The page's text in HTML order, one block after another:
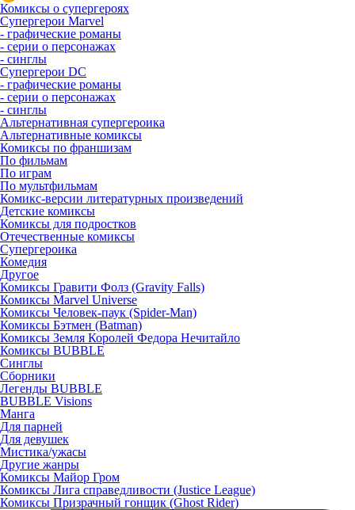
Комиксы о супергероях
Супергерои Marvel
- графические романы
- серии о персонажах
- синглы
Супергерои DC
- графические романы
- серии о персонажах
- синглы
Альтернативная супергероика
Альтернативные комиксы
Комиксы по франшизам
По фильмам
По играм
По мультфильмам
Комикс-версии литературных произведений
Детские комиксы
Комиксы для подростков
Отечественные комиксы
Супергероика
Комедия
Другое
Комиксы Гравити Фолз (Gravity Falls)
Комиксы Marvel Universe
Комиксы Человек-паук (Spider-Man)
Комиксы Бэтмен (Batman)
Комиксы Земля Королей Федора Нечитайло
Комиксы BUBBLE
Синглы
Сборники
Легенды BUBBLE
BUBBLE Visions
Манга
Для парней
Для девушек
Мистика/ужасы
Другие жанры
Комиксы Майор Гром
Комиксы Лига справедливости (Justice League)
Комиксы Призрачный гонщик (Ghost Rider)